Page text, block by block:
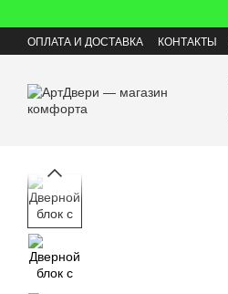
ОПЛАТА И ДОСТАВКА КОНТАКТЫ